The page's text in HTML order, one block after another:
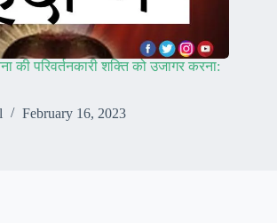
की परिवर्तनकारी शक्ति को उजागर करना:
February 16, 2023